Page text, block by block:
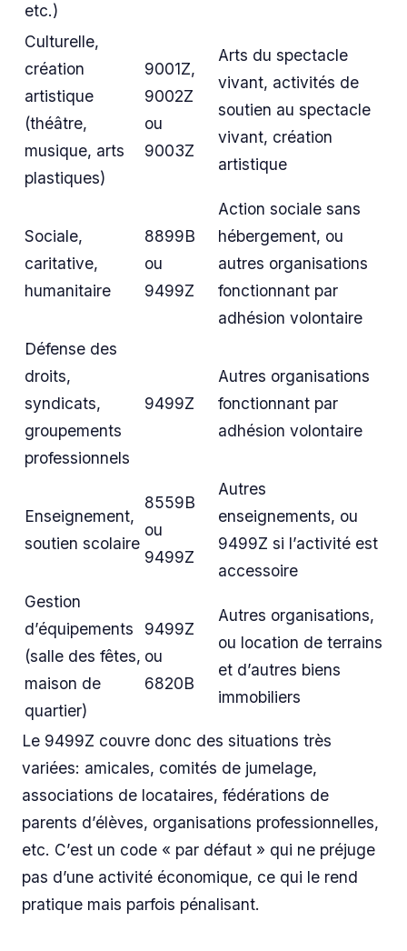
etc.)
Culturelle,
création
artistique
(théâtre,
musique, arts
plastiques)
9001Z,
9002Z
ou
9003Z
Arts du spectacle
vivant, activités de
soutien au spectacle
vivant, création
artistique
Sociale,
caritative,
humanitaire
8899B
ou
9499Z
Action sociale sans
hébergement, ou
autres organisations
fonctionnant par
adhésion volontaire
Défense des
droits,
syndicats,
groupements
professionnels
9499Z
Autres organisations
fonctionnant par
adhésion volontaire
Enseignement,
soutien scolaire
8559B
ou
9499Z
Autres
enseignements, ou
9499Z si l’activité est
accessoire
Gestion
d’équipements
(salle des fêtes,
maison de
quartier)
9499Z
ou
6820B
Autres organisations,
ou location de terrains
et d’autres biens
immobiliers
Le 9499Z couvre donc des situations très
variées: amicales, comités de jumelage,
associations de locataires, fédérations de
parents d’élèves, organisations professionnelles,
etc. C’est un code « par défaut » qui ne préjuge
pas d’une activité économique, ce qui le rend
pratique mais parfois pénalisant.